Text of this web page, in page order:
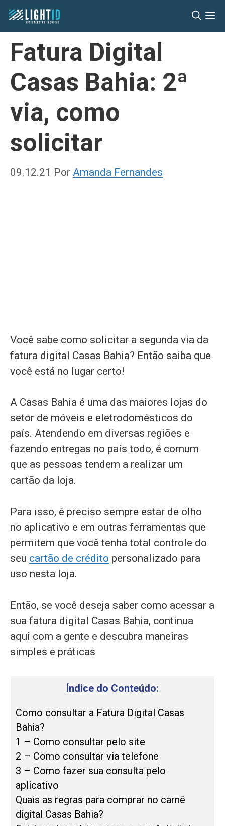
Pular
para
conteúdo
Fatura Digital
Casas Bahia: 2ª
via, como
solicitar
09.12.21 Por Amanda Fernandes
Você sabe como solicitar a segunda via da
fatura digital Casas Bahia? Então saiba que
você está no lugar certo!
A Casas Bahia é uma das maiores lojas do
setor de móveis e eletrodomésticos do
país. Atendendo em diversas regiões e
fazendo entregas no país todo, é comum
que as pessoas tendem a realizar um
cartão da loja.
Para isso, é preciso sempre estar de olho
no aplicativo e em outras ferramentas que
permitem que você tenha total controle do
seu cartão de crédito personalizado para
uso nesta loja.
Então, se você deseja saber como acessar a
sua fatura digital Casas Bahia, continua
aqui com a gente e descubra maneiras
simples e práticas
Índice do Conteúdo:
Como consultar a Fatura Digital Casas
Bahia?
1 – Como consultar pelo site
2 – Como consultar via telefone
3 – Como fazer sua consulta pelo
aplicativo
Quais as regras para comprar no carnê
digital Casas Bahia?